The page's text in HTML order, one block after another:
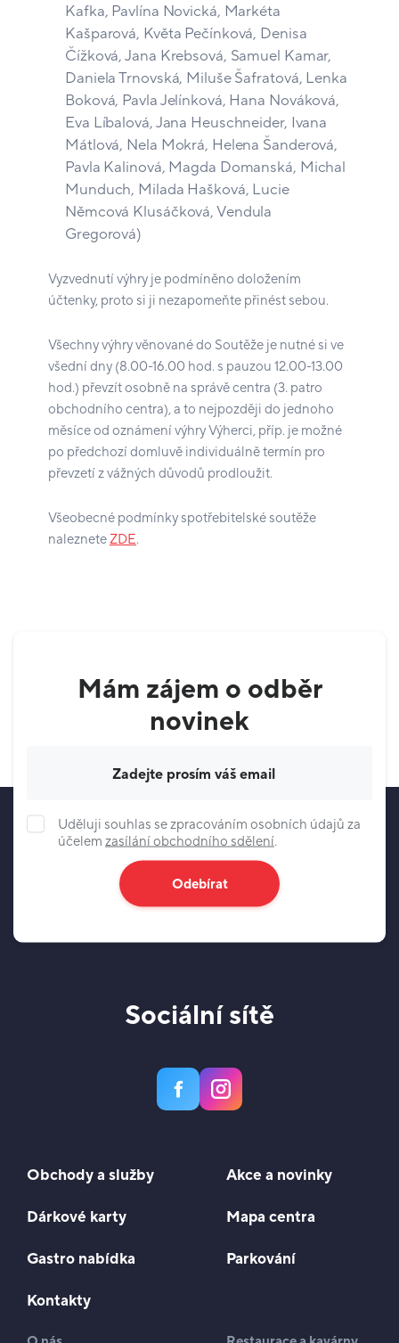
Kafka, Pavlína Novická, Markéta
Kašparová, Květa Pečínková, Denisa
Čížková, Jana Krebsová, Samuel Kamar,
Daniela Trnovská, Miluše Šafratová, Lenka
Boková, Pavla Jelínková, Hana Nováková,
Eva Líbalová, Jana Heuschneider, Ivana
Mátlová, Nela Mokrá, Helena Šanderová,
Pavla Kalinová, Magda Domanská, Michal
Munduch, Milada Hašková, Lucie
Němcová Klusáčková, Vendula
Gregorová)
Vyzvednutí výhry je podmíněno doložením
účtenky, proto si ji nezapomeňte přinést sebou.
Všechny výhry věnované do Soutěže je nutné si ve
všední dny (8.00-16.00 hod. s pauzou 12.00-13.00
hod.) převzít osobně na správě centra (3. patro
obchodního centra), a to nejpozději do jednoho
měsíce od oznámení výhry Výherci, příp. je možné
po předchozí domluvě individuálně termín pro
převzetí z vážných důvodů prodloužit.
Všeobecné podmínky spotřebitelské soutěže
nalezneteZDE.
Mám zájem o odběr
novinek
Uděluji souhlas se zpracováním osobních údajů za
účelem zasílání obchodního sdělení.
Odebírat
Sociální sítě
Obchody a služby Akce a novinky
Dárkové karty Mapa centra
Gastro nabídka Parkování
Kontakty